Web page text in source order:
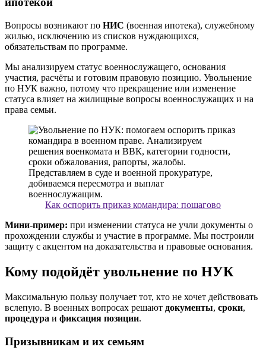
Вопросы возникают по НИС (военная ипотека), служебному
жилью, исключению из списков нуждающихся,
обязательствам по программе.
Мы анализируем статус военнослужащего, основания
участия, расчёты и готовим правовую позицию. Увольнение
по НУК важно, потому что прекращение или изменение
статуса влияет на жилищные вопросы военнослужащих и на
права семьи.
Как оспорить приказ командира: пошагово
Мини-пример: при изменении статуса не учли документы о
прохождении службы и участие в программе. Мы построили
защиту с акцентом на доказательства и правовые основания.
Кому подойдёт увольнение по НУК
Максимальную пользу получает тот, кто не хочет действовать
вслепую. В военных вопросах решают документы, сроки,
процедура и фиксация позиции.
Призывникам и их семьям